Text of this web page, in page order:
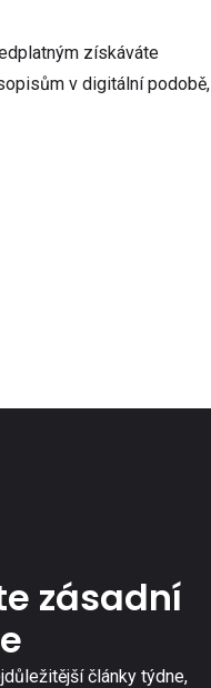
získáváte
v digitální podobě,
zásadní
články týdne,